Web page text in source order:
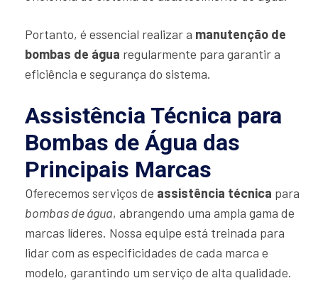
Portanto, é essencial realizar a manutenção de
bombas de água regularmente para garantir a
eficiência e segurança do sistema.
Assistência Técnica para
Bombas de Água das
Principais Marcas
Oferecemos serviços de assistência técnica para
bombas de água, abrangendo uma ampla gama de
marcas líderes. Nossa equipe está treinada para
lidar com as especificidades de cada marca e
modelo, garantindo um serviço de alta qualidade.